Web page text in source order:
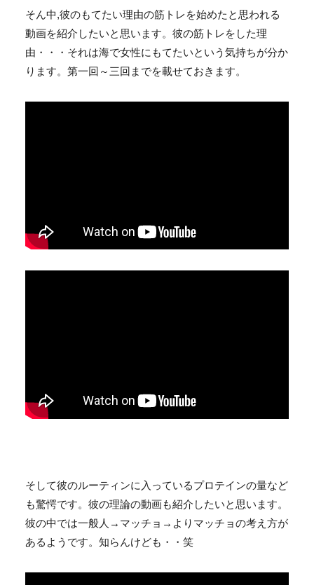
そん中,彼のもてたい理由の筋トレを始めたと思われる
動画を紹介したいと思います。彼の筋トレをした理
由・・・それは海で女性にもてたいという気持ちが分か
ります。第一回～三回までを載せておきます。
そして彼のルーティンに入っているプロテインの量など
も驚愕です。彼の理論の動画も紹介したいと思います。
彼の中では一般人→マッチョ→よりマッチョの考え方が
あるようです。知らんけども・・笑